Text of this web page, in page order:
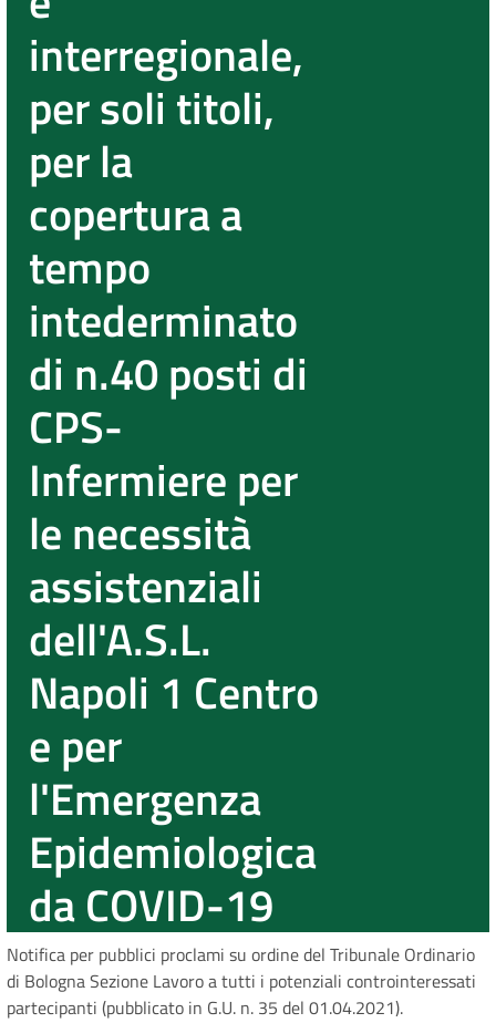
interregionale,
per soli titoli,
per la
copertura a
tempo
intederminato
di n.40 posti di
CPS-
Infermiere per
le necessità
assistenziali
dell'A.S.L.
Napoli 1 Centro
e per
l'Emergenza
Epidemiologica
da COVID-19
Notifica per pubblici proclami su ordine del Tribunale Ordinario
di Bologna Sezione Lavoro a tutti i potenziali controinteressati
partecipanti (pubblicato in G.U. n. 35 del 01.04.2021).